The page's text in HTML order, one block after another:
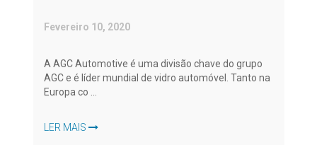
Fevereiro 10, 2020
A AGC Automotive é uma divisão chave do grupo
AGC e é líder mundial de vidro automóvel. Tanto na
Europa co ...
LER MAIS